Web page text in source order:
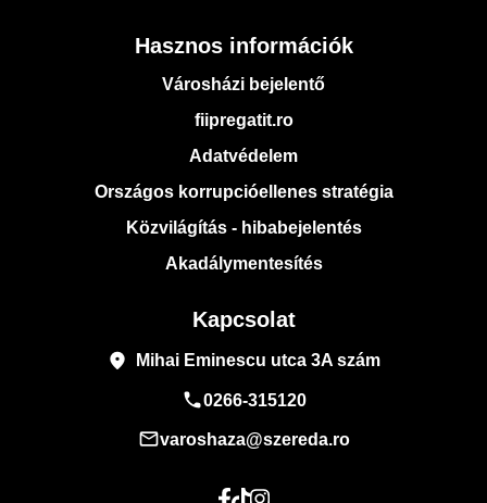
Hasznos információk
Városházi bejelentő
fiipregatit.ro
Adatvédelem
Országos korrupcióellenes stratégia
Közvilágítás - hibabejelentés
Akadálymentesítés
Kapcsolat
place Mihai Eminescu utca 3A szám
phone0266-315120
mail_outlinevaroshaza@szereda.ro